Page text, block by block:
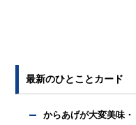
最新のひとことカード
からあげが大変美味・